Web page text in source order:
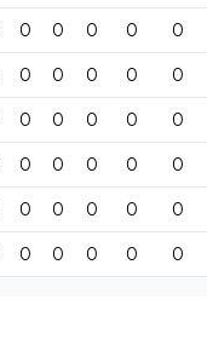
0 0 0 0 0
0 0 0 0 0
0 0 0 0 0
0 0 0 0 0
0 0 0 0 0
0 0 0 0 0